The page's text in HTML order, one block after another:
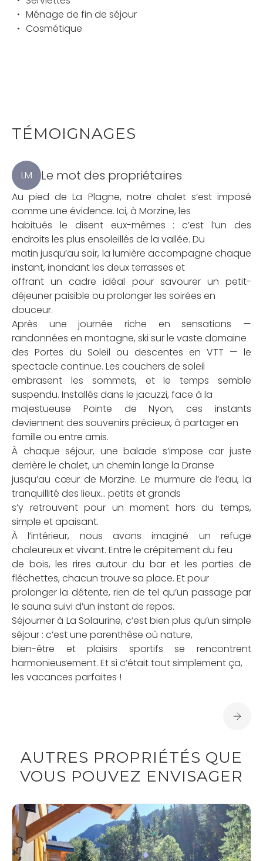
Ménage de fin de séjour
Cosmétique
TÉMOIGNAGES
LM Le mot des propriétaires
Au pied de La Plagne, notre chalet s’est imposé
comme une évidence. Ici, à Morzine, les
habitués le disent eux-mêmes : c’est l’un des
endroits les plus ensoleillés de la vallée. Du
matin jusqu’au soir, la lumière accompagne chaque
instant, inondant les deux terrasses et
offrant un cadre idéal pour savourer un petit-
déjeuner paisible ou prolonger les soirées en
douceur.
Après une journée riche en sensations —
randonnées en montagne, ski sur le vaste domaine
des Portes du Soleil ou descentes en VTT — le
spectacle continue. Les couchers de soleil
embrasent les sommets, et le temps semble
suspendu. Installés dans le jacuzzi, face à la
majestueuse Pointe de Nyon, ces instants
deviennent des souvenirs précieux, à partager en
famille ou entre amis.
À chaque séjour, une balade s’impose car juste
derrière le chalet, un chemin longe la Dranse
jusqu’au cœur de Morzine. Le murmure de l’eau, la
tranquillité des lieux… petits et grands
s’y retrouvent pour un moment hors du temps,
simple et apaisant.
À l’intérieur, nous avons imaginé un refuge
chaleureux et vivant. Entre le crépitement du feu
de bois, les rires autour du bar et les parties de
fléchettes, chacun trouve sa place. Et pour
prolonger la détente, rien de tel qu’un passage par
le sauna suivi d’un instant de repos.
Séjourner à La Solaurine, c’est bien plus qu’un simple
séjour : c’est une parenthèse où nature,
bien-être et plaisirs sportifs se rencontrent
harmonieusement. Et si c’était tout simplement ça,
les vacances parfaites !
AUTRES PROPRIÉTÉS QUE
VOUS POUVEZ ENVISAGER